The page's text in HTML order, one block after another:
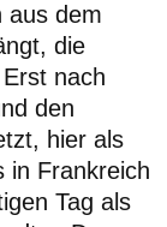
aus dem
die
nach
den
hier als
in Frankreich
Tag als